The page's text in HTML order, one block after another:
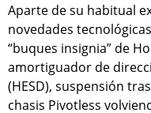
Aparte de su habitual
novedades
“buques insignia” de
amortiguador de
(HESD), suspensión
chasis Pivotless